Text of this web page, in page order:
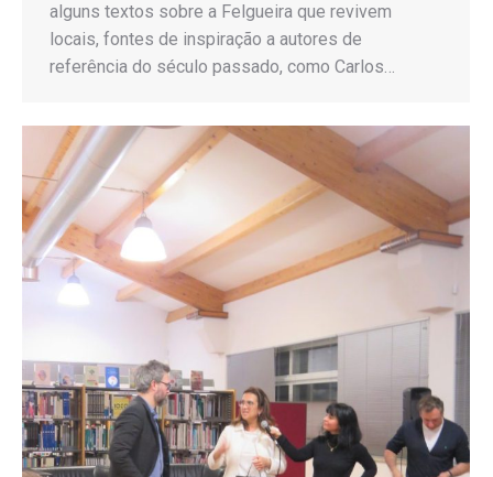
alguns textos sobre a Felgueira que revivem
locais, fontes de inspiração a autores de
referência do século passado, como Carlos…